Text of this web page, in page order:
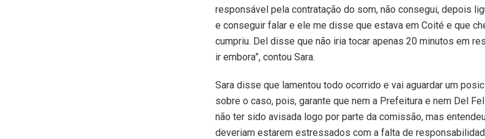
responsável pela contratação do som, não consegui, depois
e conseguir falar e ele me disse que estava em Coité e que
cumpriu. Del disse que não iria tocar apenas 20 minutos em
ir embora”, contou Sara.
Sara disse que lamentou todo ocorrido e vai aguardar um
sobre o caso, pois, garante que nem a Prefeitura e nem Del
não ter sido avisada logo por parte da comissão, mas
deveriam estarem estressados com a falta de